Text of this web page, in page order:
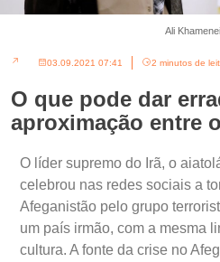
Ali
03.09.2021 07:41 2 minutos de
O que pode dar
aproximação entre
O líder supremo do Irã, o
celebrou nas redes sociais a
Afeganistão pelo grupo
um país irmão, com a mesma
cultura. A fonte da crise no